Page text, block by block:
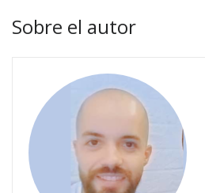
Sobre el autor